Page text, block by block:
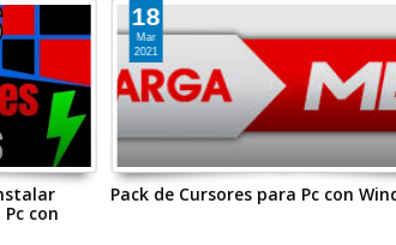
con
18
Mar
2021
Pack de Cursores para Pc con